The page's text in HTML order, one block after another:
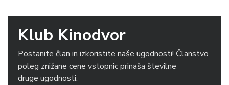
Klub Kinodvor
Postanite član in izkoristite naše ugodnosti! Članstvo
poleg znižane cene vstopnic prinaša številne
druge ugodnosti.